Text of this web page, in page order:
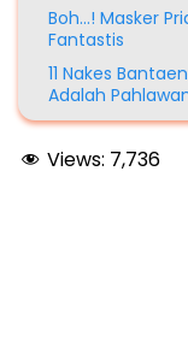
Boh…! Masker
Fantastis
11 Nakes
Adalah
Views: 7,736